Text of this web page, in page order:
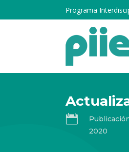
Programa

2020